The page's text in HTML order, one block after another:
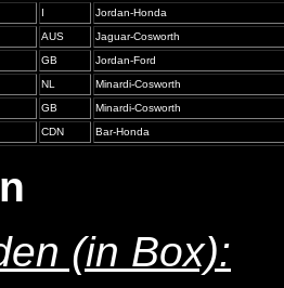
Jordan-Honda
AUS
Jaguar-Cosworth
GB
Jordan-Ford
NL
Minardi-Cosworth
GB
Minardi-Cosworth
CDN Bar-Honda
(in Box):